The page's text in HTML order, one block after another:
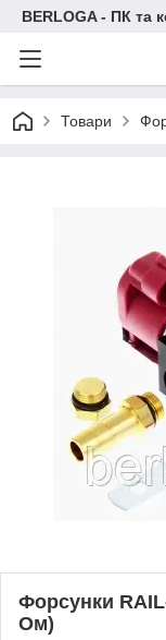
BERLOGA - ПК та
Товари
Форсунки
Ом)